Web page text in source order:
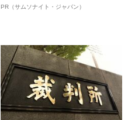
PR（サムソナイト・ジャパン）